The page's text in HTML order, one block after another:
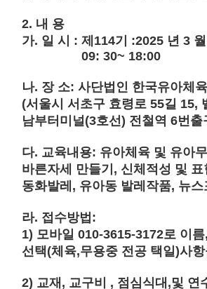
2. 내 용
가. 일 시 : 제114기 :2025 년 3
09: 30~ 18:00
나. 장 소: 사단법인 한국유아체
(서울시 서초구 효령로 55길 15,
남부터미널(3호선) 전철역 6번출
다. 교육내용: 유아체육 및 유아
바른자세 만들기 , 신체적성 및 표
동화발레 , 유아동 발레작품, 뉴스
라. 접수방법 :
1) 모바일 010-3615-3172로 이름,
선택(체육,무용중 전공 택일)사
2) 교재 , 교구비 , 점심식대 ,및 연